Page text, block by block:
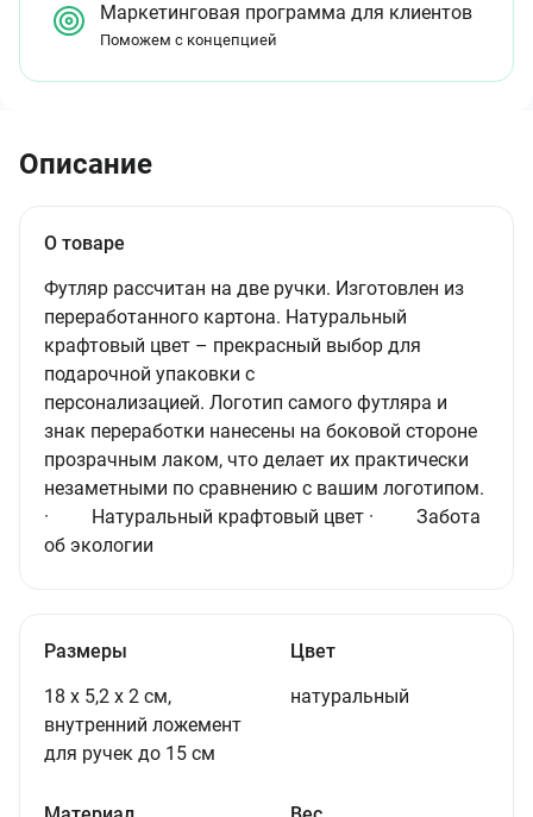
Маркетинговая программа для клиентов
Поможем с концепцией
Описание
О товаре
Футляр рассчитан на две ручки. Изготовлен из
переработанного картона. Натуральный
крафтовый цвет – прекрасный выбор для
подарочной упаковки с
персонализацией. Логотип самого футляра и
знак переработки нанесены на боковой стороне
прозрачным лаком, что делает их практически
незаметными по сравнению с вашим логотипом.
· Натуральный крафтовый цвет · Забота
об экологии
Размеры
18 х 5,2 х 2 см,
внутренний ложемент
для ручек до 15 см
Цвет
натуральный